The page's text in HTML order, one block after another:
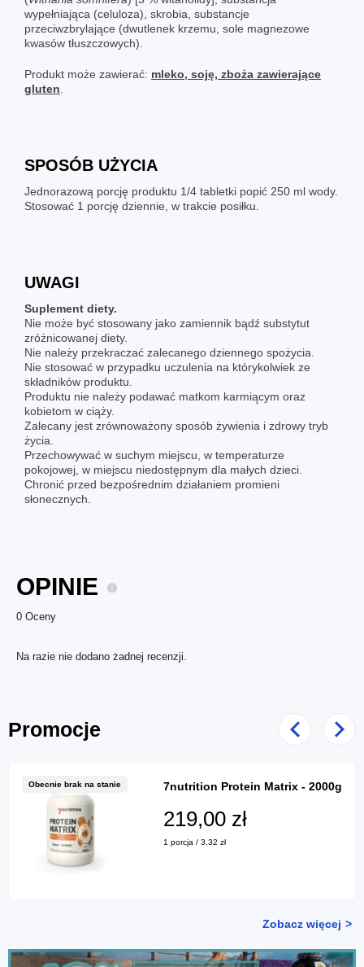
wypełniająca (celuloza), skrobia, substancje
przeciwzbrylające (dwutlenek krzemu, sole magnezowe
kwasów tłuszczowych).
Produkt może zawierać: mleko, soję, zboża zawierające
gluten
SPOSÓB UŻYCIA
Jednorazową porcję produktu 1/4 tabletki popić 250 ml wody.
Stosować 1 porcję dziennie, w trakcie posiłku.
UWAGI
Suplement diety.
Nie może być stosowany jako zamiennik bądź substytut
zróżnicowanej diety.
Nie należy przekraczać zalecanego dziennego spożycia.
Nie stosować w przypadku uczulenia na którykolwiek ze
składników produktu.
Produktu nie należy podawać matkom karmiącym oraz
kobietom w ciąży.
Zalecany jest zrównoważony sposób żywienia i zdrowy tryb
życia.
Przechowywać w suchym miejscu, w temperaturze
pokojowej, w miejscu niedostępnym dla małych dzieci.
Chronić przed bezpośrednim działaniem promieni
słonecznych.
OPINIE
0 Oceny
Na razie nie dodano żadnej recenzji.
Promocje Poprzedni
Obecnie brak na stanie 7nutrition Protein Matrix - 2000g
219,00 zł
1 porcja / 3,32 zł
Zobacz więcej